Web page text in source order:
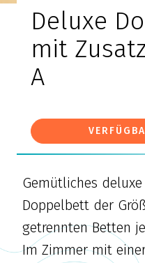
Deluxe
mit
A
Gemütliches
Doppelbett der
getrennten Betten
Im Zimmer mit